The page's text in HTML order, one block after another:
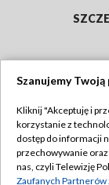
Abonament
Emisja w TVP
Szanujemy
Kliknij "Akceptuję i
korzystanie z
dostęp do informacji
przechowywanie
nas, czyli Telewizję
Zaufanych Partnerów